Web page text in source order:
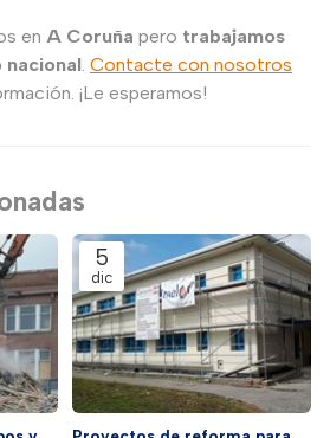
en A Coruña pero trabajamos
. Contacte con nosotros
¡Le esperamos!
5
dic